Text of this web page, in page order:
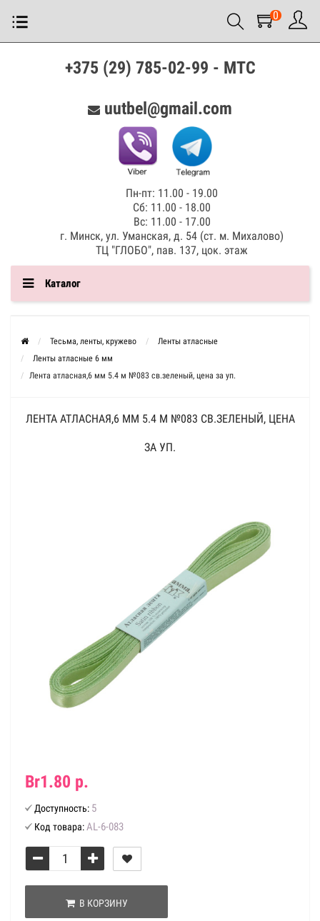
0
+375 (29) 785-02-99 - МТС
uutbel@gmail.com
Пн-пт: 11.00 - 19.00
Сб: 11.00 - 18.00
Вс: 11.00 - 17.00
г. Минск, ул. Уманская, д. 54 (ст. м. Михалово)
ТЦ "ГЛОБО", пав. 137, цок. этаж
Каталог
Тесьма, ленты, кружево
Ленты атласные
Ленты атласные 6 мм
Лента атласная,6 мм 5.4 м №083 св.зеленый, цена за уп.
ЛЕНТА АТЛАСНАЯ,6 ММ 5.4 М №083 СВ.ЗЕЛЕНЫЙ, ЦЕНА
ЗА УП.
Br1.80 р.
Доступность: 5
Код товара:AL-6-083
В КОРЗИНУ